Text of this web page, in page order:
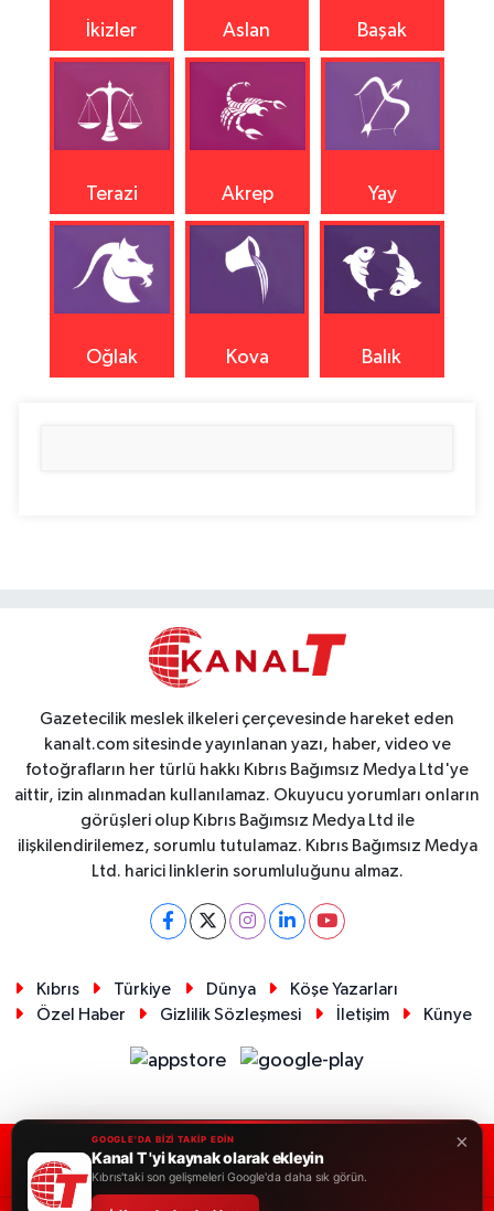
İkizler Aslan Başak
Terazi Akrep Yay
Oğlak Kova Balık
Gazetecilik meslek ilkeleri çerçevesinde hareket eden
kanalt.com sitesinde yayınlanan yazı, haber, video ve
fotoğrafların her türlü hakkı Kıbrıs Bağımsız Medya Ltd'ye
aittir, izin alınmadan kullanılamaz. Okuyucu yorumları onların
görüşleri olup Kıbrıs Bağımsız Medya Ltd ile
ilişkilendirilemez, sorumlu tutulamaz. Kıbrıs Bağımsız Medya
Ltd. harici linklerin sorumluluğunu almaz.
Kıbrıs Türkiye Dünya
Köşe Yazarları
Özel Haber
Gizlilik Sözleşmesi İletişim Künye
RSS Copyright © 2026. Her hakkı saklıdır.
×
GOOGLE'DA BİZİ TAKİP EDİN
Kanal T 'yi kaynak olarak ekleyin
Kıbrıs'taki son gelişmeleri Google'da daha sık görün.